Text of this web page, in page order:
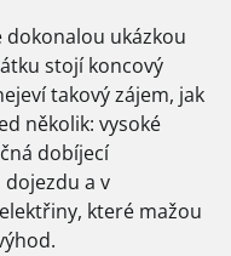
dokonalou ukázkou
stojí koncový
takový zájem, jak
několik: vysoké
dobíjecí
a v
které mažou